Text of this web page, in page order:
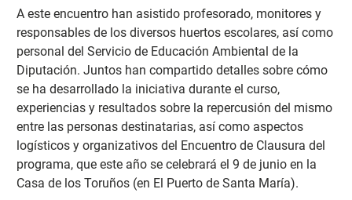
A este encuentro han asistido profesorado, monitores y
responsables de los diversos huertos escolares, así como
personal del Servicio de Educación Ambiental de la
Diputación. Juntos han compartido detalles sobre cómo
se ha desarrollado la iniciativa durante el curso,
experiencias y resultados sobre la repercusión del mismo
entre las personas destinatarias, así como aspectos
logísticos y organizativos del Encuentro de Clausura del
programa, que este año se celebrará el 9 de junio en la
Casa de los Toruños (en El Puerto de Santa María).